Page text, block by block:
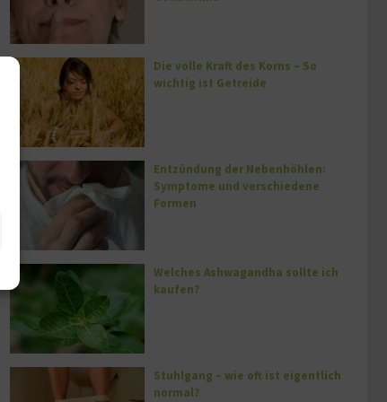
Die volle Kraft des Korns – So
wichtig ist Getreide
Entzündung der Nebenhöhlen:
Symptome und verschiedene
Formen
Welches Ashwagandha sollte ich
kaufen?
Stuhlgang – wie oft ist eigentlich
normal?